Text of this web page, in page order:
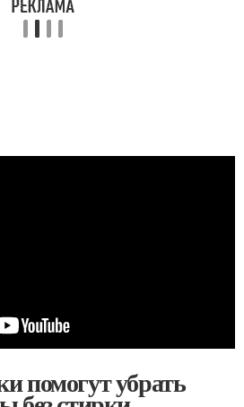
помогут убрать